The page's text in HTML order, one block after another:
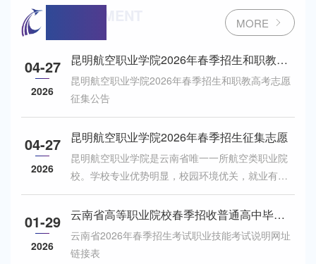
MORE
04-27
2026
昆明航空职业学院2026年春季招生和职教高
考志愿征集
昆明航空职业学院2026年春季招生和职教高考志愿
征集公告
04-27
2026
昆明航空职业学院2026年春季招生征集志愿
昆明航空职业学院是云南省唯一一所航空类职业院
校。学校专业优势明显，校园环境优关，就业有保
障，欢迎广大生报考咨询。
01-29
2026
云南省高等职业院校春季招收普通高中毕业
生考试职业技能考试说明
云南省2026年春季招生考试职业技能考试说明网址
链接表